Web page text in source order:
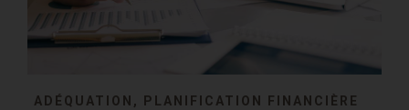
ADÉQUATION, PLANIFICATION FINANCIÈRE